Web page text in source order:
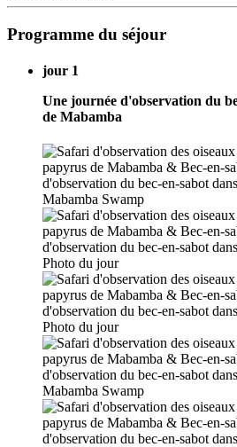
Programme du séjour
jour 1
Une journée d'observation du
de Mabamba